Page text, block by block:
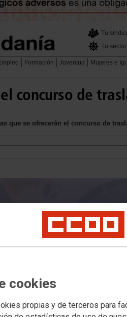
cookies
propias y de terceros para
Tu
Tu sector
Formación Juventud Mujeres e
concurso de
que se ofrecerán el concurso de